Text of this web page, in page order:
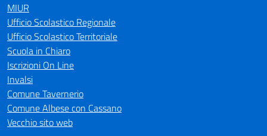
MIUR
Ufficio Scolastico Regionale
Ufficio Scolastico Territoriale
Scuola in Chiaro
Iscrizioni On Line
Invalsi
Comune Tavernerio
Comune Albese con Cassano
Vecchio sito web